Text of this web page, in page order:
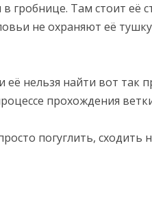
гробнице. Там стоит её
не охраняют её
нельзя найти вот так
прохождения
погуглить, сходить